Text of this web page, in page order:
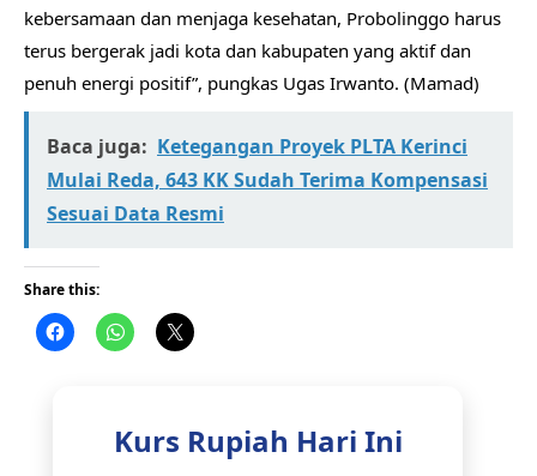
kebersamaan dan menjaga kesehatan, Probolinggo harus
terus bergerak jadi kota dan kabupaten yang aktif dan
penuh energi positif”, pungkas Ugas Irwanto. (Mamad)
Baca juga: Ketegangan Proyek PLTA Kerinci
Mulai Reda, 643 KK Sudah Terima Kompensasi
Sesuai Data Resmi
Share this:
Kurs Rupiah Hari Ini